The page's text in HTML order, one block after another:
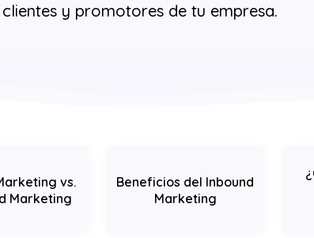
y promotores de tu empresa.
vs.
Marketing
Beneficios del Inbound
Marketing